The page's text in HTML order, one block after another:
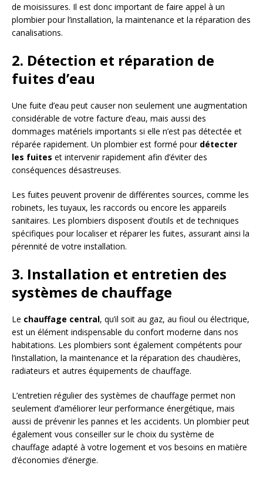
de moisissures. Il est donc important de faire appel à un
plombier pour l’installation, la maintenance et la réparation des
canalisations.
2. Détection et réparation de
fuites d’eau
Une fuite d’eau peut causer non seulement une augmentation
considérable de votre facture d’eau, mais aussi des
dommages matériels importants si elle n’est pas détectée et
réparée rapidement. Un plombier est formé pour détecter
les fuites et intervenir rapidement afin d’éviter des
conséquences désastreuses.
Les fuites peuvent provenir de différentes sources, comme les
robinets, les tuyaux, les raccords ou encore les appareils
sanitaires. Les plombiers disposent d’outils et de techniques
spécifiques pour localiser et réparer les fuites, assurant ainsi la
pérennité de votre installation.
3. Installation et entretien des
systèmes de chauffage
Le chauffage central, qu’il soit au gaz, au fioul ou électrique,
est un élément indispensable du confort moderne dans nos
habitations. Les plombiers sont également compétents pour
l’installation, la maintenance et la réparation des chaudières,
radiateurs et autres équipements de chauffage.
L’entretien régulier des systèmes de chauffage permet non
seulement d’améliorer leur performance énergétique, mais
aussi de prévenir les pannes et les accidents. Un plombier peut
également vous conseiller sur le choix du système de
chauffage adapté à votre logement et vos besoins en matière
d’économies d’énergie.